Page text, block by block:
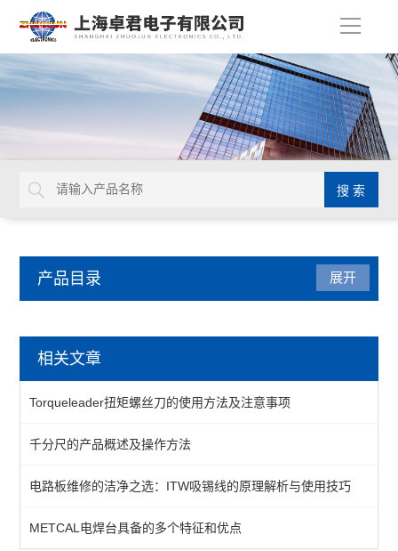
导
产品目录
扭矩螺丝刀
扭力扳手
英国扭力螺丝刀
查看全部 >>
展开
相关文章
Torqueleader扭矩螺丝刀的使用方法及注意事项
千分尺的产品概述及操作方法
电路板维修的洁净之选：ITW吸锡线的原理解析与使用技巧
METCAL电焊台具备的多个特征和优点